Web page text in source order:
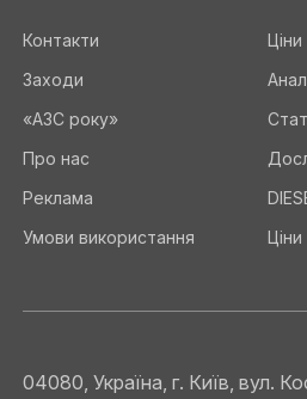
Контакти
Заходи
«АЗС року»
Про нас
Реклама
Умови використання
04080, Україна, г. Київ, вул.